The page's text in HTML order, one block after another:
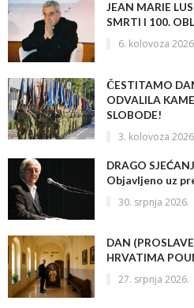
JEAN MARIE
SMRTI I 100.
6. kolovoza
ČESTITAMO
ODVALILA
SLOBODE!
3. kolovoza
DRAGO
Objavljeno uz
30. srpnja 2026.
DAN
HRVATIMA
27. srpnja 2026.